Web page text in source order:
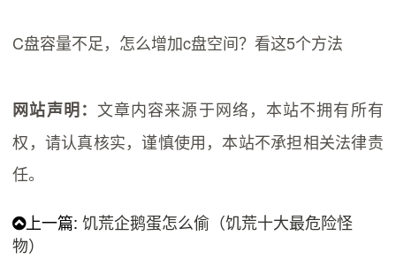
C盘容量不足，怎么增加c盘空间？看这5个方法
网站声明： 文章内容来源于网络，本站不拥有所有
权，请认真核实，谨慎使用，本站不承担相关法律责
任。
上一篇:饥荒企鹅蛋怎么偷（饥荒十大最危险怪
物）